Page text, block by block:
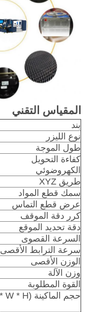
المقياس التقني
بند
نوع الليزر
طول الموجة
كفاءة التحويل
الكهروضوئي
طريق XYZ
سمك قطع المواد
عرض قطع التماس
كرر دقة الموقف
دقة تحديد الموقع
السرعة القصوى
سرعة الترابط الأقصى
الوزن الأقصى
وزن الآلة
القوة المطلوبة
حجم الماكينة (L * W * H)